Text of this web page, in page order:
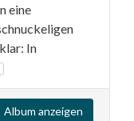
eine
In
Album anzeigen